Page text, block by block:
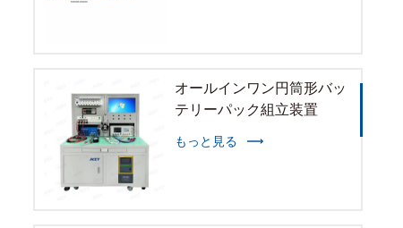
オールインワン円筒形バッ
テリーパック組立装置
もっと見る